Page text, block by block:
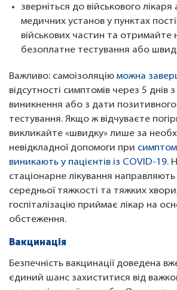
зверніться до військового
медичних установ у пунктах
військових частин та отримайте
безоплатне тестування або
Важливо: самоізоляцію можна
відсутності симптомів через 5 днів
виникнення або з дати
тестування. Якщо ж відчуваєте
викликайте «швидку» лише за
невідкладної допомоги при
виникають у пацієнтів із COVID-19.
стаціонарне лікування направляють
середньої тяжкості та тяжких
госпіталізацію приймає лікар на
обстеження.
Вакцинація
Безпечність вакцинації доведена
єдиний шанс захиститися від